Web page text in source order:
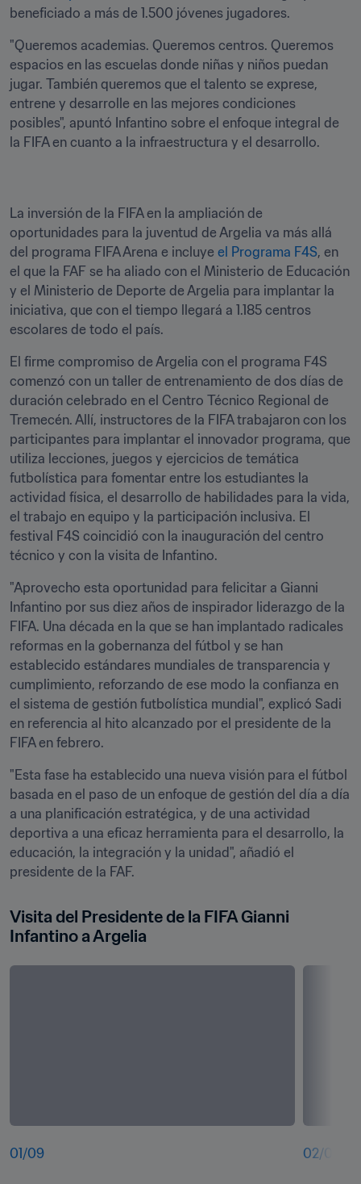
beneficiado a más de 1.500 jóvenes jugadores.
"Queremos academias. Queremos centros. Queremos
espacios en las escuelas donde niñas y niños puedan
jugar. También queremos que el talento se exprese,
entrene y desarrolle en las mejores condiciones
posibles", apuntó Infantino sobre el enfoque integral de
la FIFA en cuanto a la infraestructura y el desarrollo.
La inversión de la FIFA en la ampliación de
oportunidades para la juventud de Argelia va más allá
del programa FIFA Arena e incluye el Programa F4S, en
el que la FAF se ha aliado con el Ministerio de Educación
y el Ministerio de Deporte de Argelia para implantar la
iniciativa, que con el tiempo llegará a 1.185 centros
escolares de todo el país.
El firme compromiso de Argelia con el programa F4S
comenzó con un taller de entrenamiento de dos días de
duración celebrado en el Centro Técnico Regional de
Tremecén. Allí, instructores de la FIFA trabajaron con los
participantes para implantar el innovador programa, que
utiliza lecciones, juegos y ejercicios de temática
futbolística para fomentar entre los estudiantes la
actividad física, el desarrollo de habilidades para la vida,
el trabajo en equipo y la participación inclusiva. El
festival F4S coincidió con la inauguración del centro
técnico y con la visita de Infantino.
"Aprovecho esta oportunidad para felicitar a Gianni
Infantino por sus diez años de inspirador liderazgo de la
FIFA. Una década en la que se han implantado radicales
reformas en la gobernanza del fútbol y se han
establecido estándares mundiales de transparencia y
cumplimiento, reforzando de ese modo la confianza en
el sistema de gestión futbolística mundial", explicó Sadi
en referencia al hito alcanzado por el presidente de la
FIFA en febrero.
"Esta fase ha establecido una nueva visión para el fútbol
basada en el paso de un enfoque de gestión del día a día
a una planificación estratégica, y de una actividad
deportiva a una eficaz herramienta para el desarrollo, la
educación, la integración y la unidad", añadió el
presidente de la FAF.
Visita del Presidente de la FIFA Gianni
Infantino a Argelia
01 /09 02/09